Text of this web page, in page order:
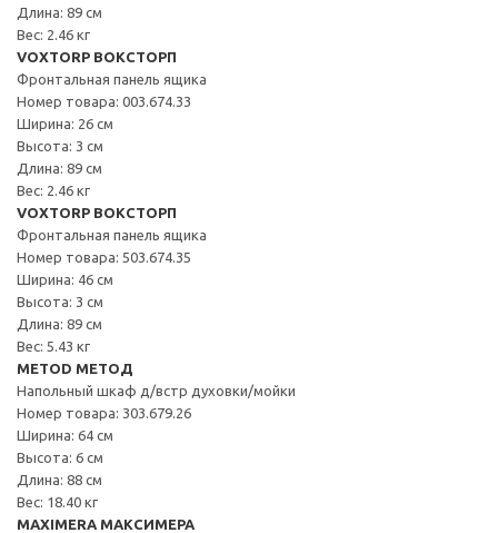
Длина: 89 см
Вес: 2.46 кг
VOXTORP ВОКСТОРП
Фронтальная панель ящика
Номер товара: 003.674.33
Ширина: 26 см
Высота: 3 см
Длина: 89 см
Вес: 2.46 кг
VOXTORP ВОКСТОРП
Фронтальная панель ящика
Номер товара: 503.674.35
Ширина: 46 см
Высота: 3 см
Длина: 89 см
Вес: 5.43 кг
METOD МЕТОД
Напольный шкаф д/встр духовки/мойки
Номер товара: 303.679.26
Ширина: 64 см
Высота: 6 см
Длина: 88 см
Вес: 18.40 кг
MAXIMERA МАКСИМЕРА